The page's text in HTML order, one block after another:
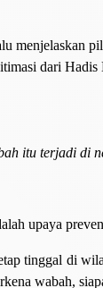
dari
itu terjadi
upaya
tinggal di
wabah,